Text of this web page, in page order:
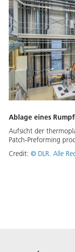
Ablage eines
Aufsicht der
Patch-Preforming
Credit: © DLR. Alle